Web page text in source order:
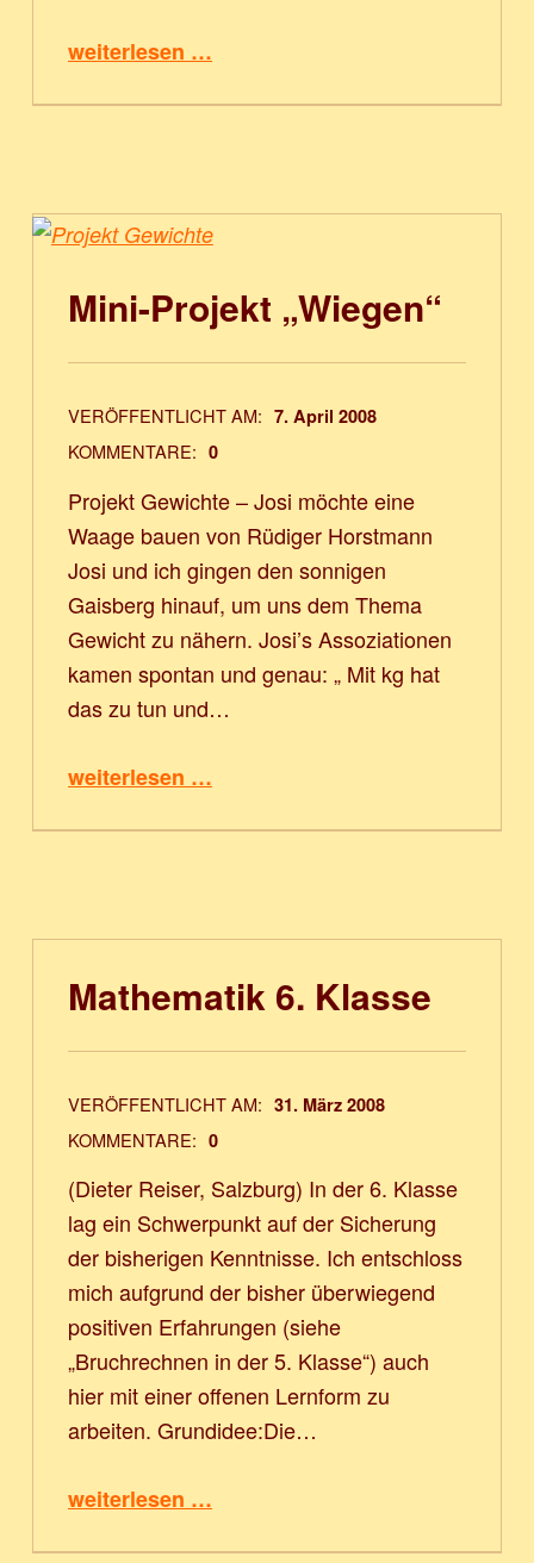
“Englisches Theater in der 7. Klasse”
weiterlesen …
Mini-Projekt „Wiegen“
VERÖFFENTLICHT AM: 7. April 2008
KOMMENTARE: 0
Projekt Gewichte – Josi möchte eine
Waage bauen von Rüdiger Horstmann
Josi und ich gingen den sonnigen
Gaisberg hinauf, um uns dem Thema
Gewicht zu nähern. Josi’s Assoziationen
kamen spontan und genau: „ Mit kg hat
das zu tun und…
weiterlesen …
Mathematik 6. Klasse
VERÖFFENTLICHT AM: 31. März 2008
KOMMENTARE: 0
(Dieter Reiser, Salzburg) In der 6. Klasse
lag ein Schwerpunkt auf der Sicherung
der bisherigen Kenntnisse. Ich entschloss
mich aufgrund der bisher überwiegend
positiven Erfahrungen (siehe
„Bruchrechnen in der 5. Klasse“) auch
hier mit einer offenen Lernform zu
arbeiten. Grundidee:Die…
“Mathematik 6. Klasse”
weiterlesen …